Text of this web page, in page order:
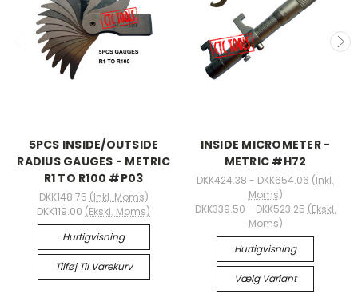
5PCS INSIDE/OUTSIDE
RADIUS GAUGES - METRIC
R1 TO R100 #P03
DKK148.75 (Inkl. Moms)
DKK119.00 (Ekskl. Moms)
Hurtigvisning
Tilføj Til Varekurv
INSIDE MICROMETER -
METRIC #H72
DKK424.38 - DKK654.06 (Inkl.
Moms)
DKK339.50 - DKK523.25 (Ekskl.
Moms)
Hurtigvisning
Vælg Variant